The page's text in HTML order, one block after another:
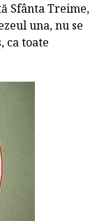
Sfânta Treime,
una, nu se
ca toate